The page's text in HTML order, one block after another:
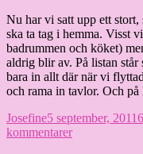
Nu har vi satt upp ett
ska ta tag i hemma. Visst
badrummen och köket)
aldrig blir av. På listan står
bara in allt där när vi
och rama in tavlor. Och
Författare
JosefinePublicerat
den
5 september, 2011
kommentarertill